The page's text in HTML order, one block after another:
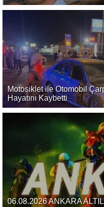
Motosiklet ile Otomobil
Hayatını Kaybetti
06.08.2026 ANKARA